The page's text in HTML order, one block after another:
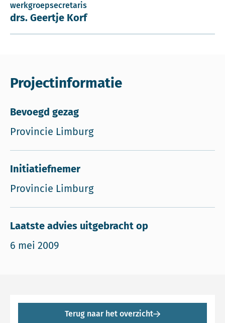
werkgroepsecretaris
drs. Geertje Korf
Projectinformatie
Bevoegd gezag
Provincie Limburg
Initiatiefnemer
Provincie Limburg
Laatste advies uitgebracht op
6 mei 2009
Terug naar het overzicht